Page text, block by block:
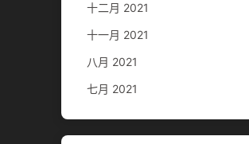
十二月 2021
十一月 2021
八月 2021
七月 2021